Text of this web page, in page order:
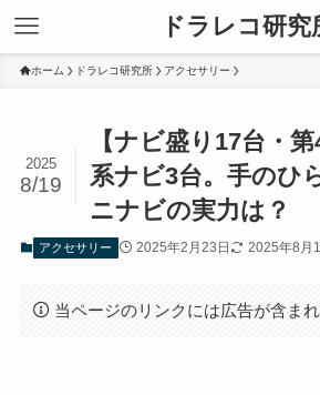
ドラレコ研究
ホーム ドラレコ研究所 アクセサリー
【ナビ盛り17台・
系ナビ3台。手のひ
ニナビの実力は？
2025
8/19
アクセサリー 2025年2月23日 2025年8月
当ページのリンクには広告が含まれ